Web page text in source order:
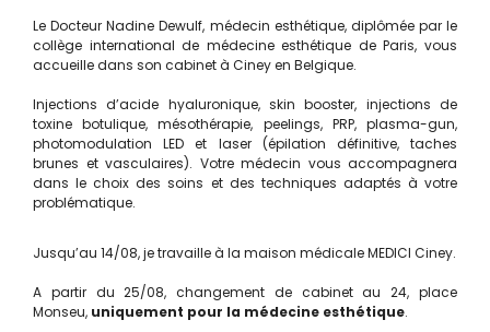
Le Docteur Nadine Dewulf, médecin esthétique, diplômée par le
collège international de médecine esthétique de Paris, vous
accueille dans son cabinet à Ciney en Belgique.
Injections d’acide hyaluronique, skin booster, injections de
toxine botulique, mésothérapie, peelings, PRP, plasma-gun,
photomodulation LED et laser (épilation définitive, taches
brunes et vasculaires). Votre médecin vous accompagnera
dans le choix des soins et des techniques adaptés à votre
problématique.
Jusqu’au 14/08, je travaille à la maison médicale MEDICI Ciney.
A partir du 25/08, changement de cabinet au 24, place
Monseu, uniquement pour la médecine esthétique.